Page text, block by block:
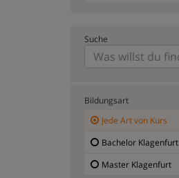
Suche
Bildungsart
Jede Art von Kurs
Bachelor Klagenfurt
Master Klagenfurt